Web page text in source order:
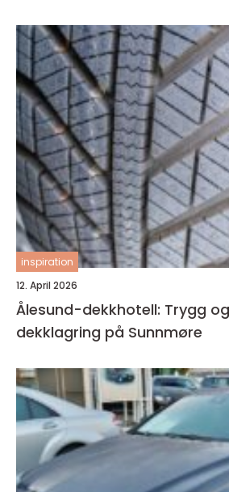
inspiration
12. April 2026
Ålesund-dekkhotell: Trygg
dekklagring på Sunnmøre